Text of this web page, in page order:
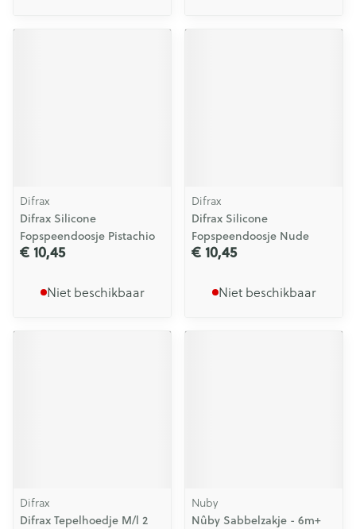
Difrax
Difrax Silicone
Fopspeendoosje Pistachio
€ 10,45
Niet beschikbaar
Difrax
Difrax Silicone
Fopspeendoosje Nude
€ 10,45
Niet beschikbaar
Difrax
Difrax Tepelhoedje M/l 2
Nuby
Nûby Sabbelzakje - 6m+